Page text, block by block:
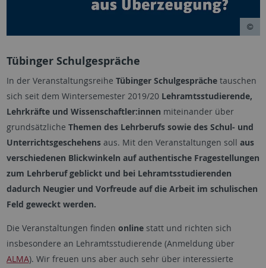
Tübinger Schulgespräche
In der Veranstaltungsreihe Tübinger Schulgespräche tauschen
sich seit dem Wintersemester 2019/20 Lehramtsstudierende,
Lehrkräfte und Wissenschaftler:innen miteinander über
grundsätzliche Themen des Lehrberufs sowie des Schul- und
Unterrichtsgeschehensaus. Mit den Veranstaltungen soll aus
verschiedenen Blickwinkeln auf authentische Fragestellungen
zum Lehrberuf geblickt und bei Lehramtsstudierenden
dadurch Neugier und Vorfreude auf die Arbeit im schulischen
Feld geweckt werden.
Die Veranstaltungen finden online statt und richten sich
insbesondere an Lehramtsstudierende (Anmeldung über
ALMA). Wir freuen uns aber auch sehr über interessierte